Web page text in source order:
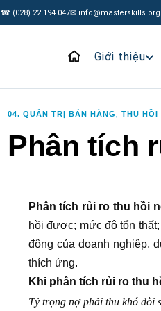
☎ (028) 22 194 047✉ info@masterskills.org
Giới thiệu
04. QUẢN TRỊ BÁN HÀNG , THU HỒI
Phân tích
Phân tích rủi ro thu hồi
hồi được; mức độ tổn
động của doanh nghiệp,
thích ứng.
Khi phân tích rủi ro thu
Tỷ trọng nợ phải thu khó đòi